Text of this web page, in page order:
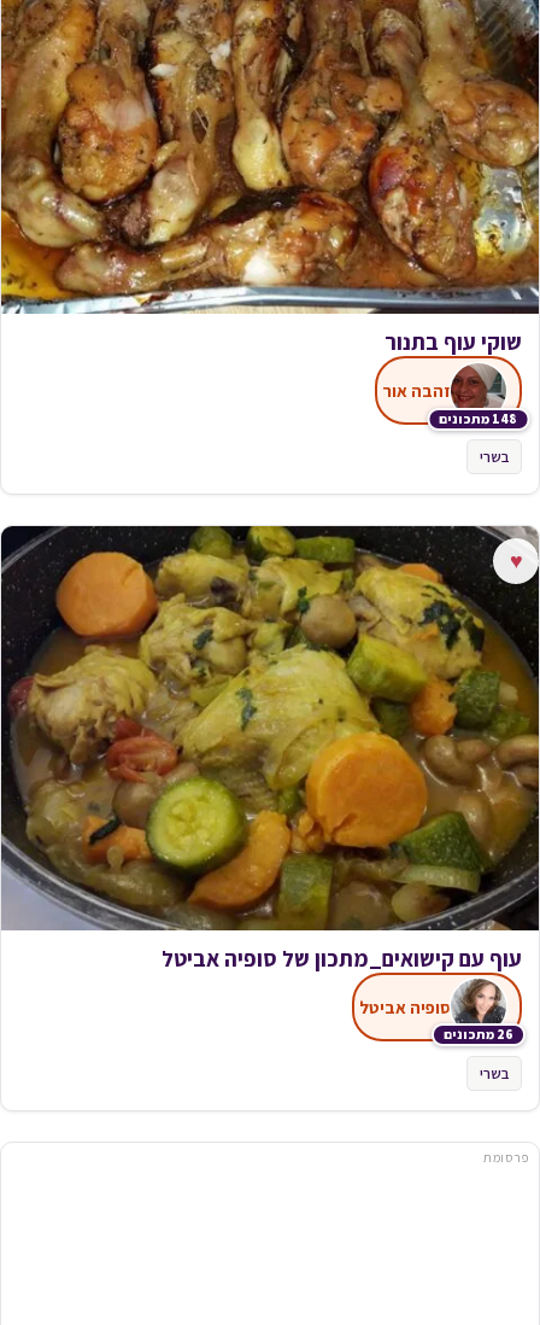
שוקי עוף בתנור
148 מתכונים
זהבה אור
בשרי
♥
עוף עם קישואים_מתכון של סופיה אביטל
26 מתכונים
סופיה אביטל
בשרי
פרסומת